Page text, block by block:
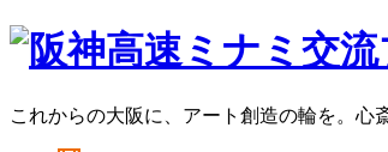
これからの大阪に、アート創造の輪を。心